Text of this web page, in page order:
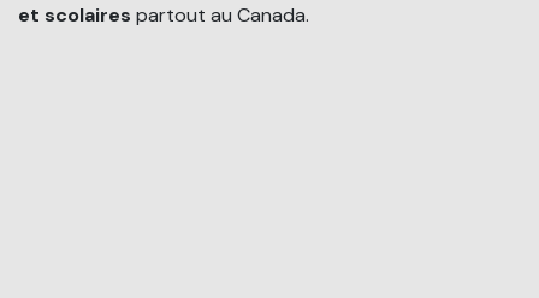
et scolaires partout au Canada.